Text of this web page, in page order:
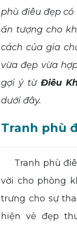
phù điêu đẹp
ấn tượng cho
cách của gia
vừa đẹp vừa
gợi ý từĐiêu
dưới đây.
Tranh phù
Tranh phù
vời cho phòng
trưng cho sự
hiện vẻ đẹp